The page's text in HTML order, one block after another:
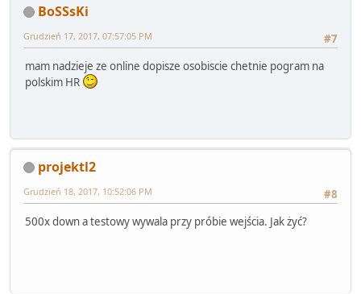
BoSSsKi
#7
Grudzień 17, 2017, 07:57:05 PM
mam nadzieje ze online dopisze osobiscie chetnie pogram na
polskim HR
projektl2
#8
Grudzień 18, 2017, 10:52:06 PM
500x down a testowy wywala przy próbie wejścia. Jak żyć?